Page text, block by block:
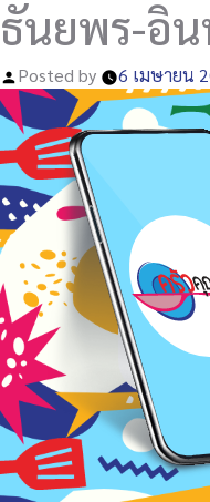
ธันยพร-อิน
Posted by 6 เมษายน